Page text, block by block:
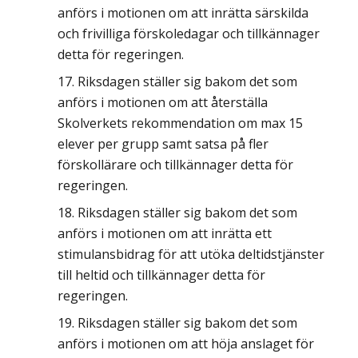
anförs i motionen om att inrätta särskilda
och frivilliga förskoledagar och tillkännager
detta för regeringen.
Riksdagen ställer sig bakom det som
anförs i motionen om att återställa
Skolverkets rekommendation om max 15
elever per grupp samt satsa på fler
förskollärare och tillkännager detta för
regeringen.
Riksdagen ställer sig bakom det som
anförs i motionen om att inrätta ett
stimulansbidrag för att utöka deltidstjänster
till heltid och tillkännager detta för
regeringen.
Riksdagen ställer sig bakom det som
anförs i motionen om att höja anslaget för